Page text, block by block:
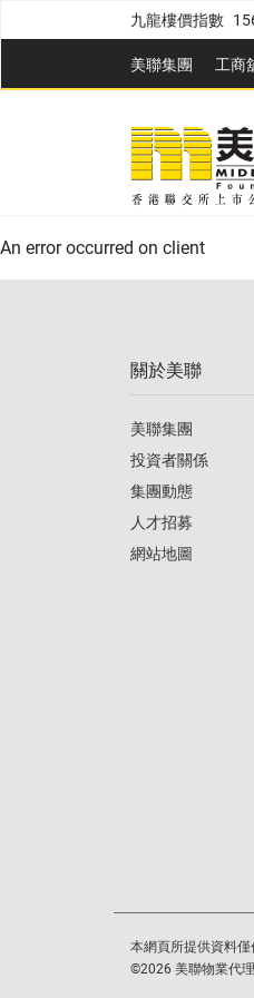
九龍樓價指數
新界樓價指數
美聯信心指數
美聯集團 工商
全港樓價指數
美聯信心指數
An error occurred on client
關於美聯
美聯集團
投資者關係
集團動態
人才招募
網站地圖
本網頁所提供資料
©2026 美聯物業代